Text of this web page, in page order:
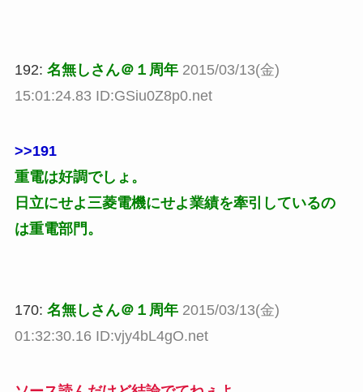
192: 名無しさん＠１周年 2015/03/13(金)
15:01:24.83 ID:GSiu0Z8p0.net
>>191
重電は好調でしょ。
日立にせよ三菱電機にせよ業績を牽引しているの
は重電部門。
170: 名無しさん＠１周年 2015/03/13(金)
01:32:30.16 ID:vjy4bL4gO.net